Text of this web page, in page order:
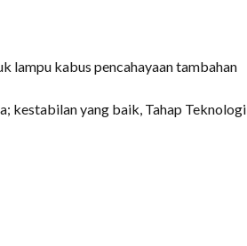
lampu kabus pencahayaan tambahan
kestabilan yang baik, Tahap Teknologi